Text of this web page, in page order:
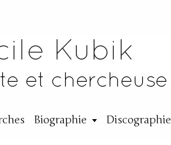
Biographie Discographie